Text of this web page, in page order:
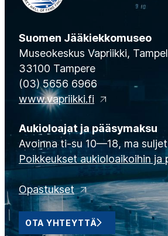
Suomen Jääkiekkomuseo
Museokeskus Vapriikki,
33100 Tampere
(03) 5656 6966
www.vapriikki.fi
Aukioloajat ja pääsymaksu
Avoinna ti-su 10—18, ma
Poikkeukset aukioloaikoihin ja
Opastukset
OTA YHTEYTTÄ